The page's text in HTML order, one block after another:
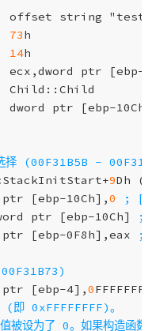
offset string "test
73h
14h
ecx ,dword ptr [ebp-
Child ::Child
dword ptr [ebp-10Ch
+9Dh (
ptr [ebp-10Ch],0
ptr [ebp-10Ch]
ptr [ebp-0F8h],eax
ptr [ebp-4],0